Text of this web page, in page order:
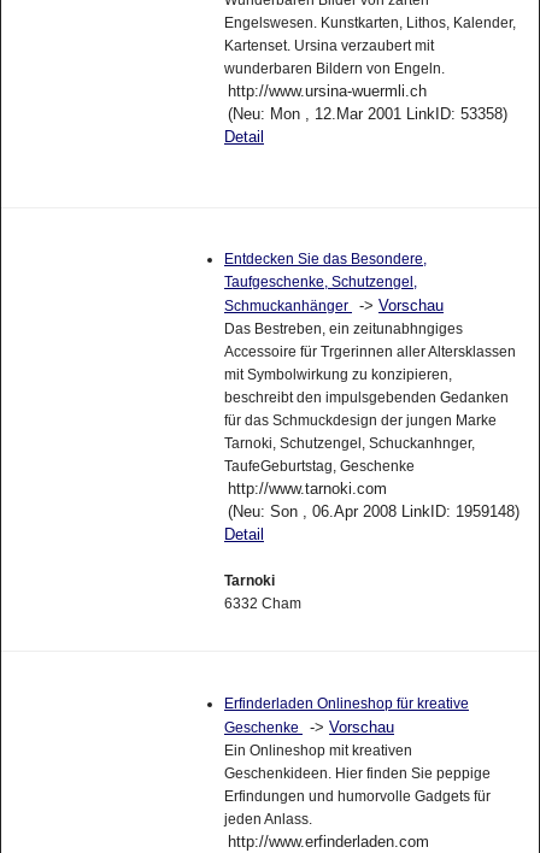
Engelswesen. Kunstkarten, Lithos, Kalender,
Kartenset. Ursina verzaubert mit
wunderbaren Bildern von Engeln.
http://www.ursina-wuermli.ch
(Neu: Mon , 12.Mar 2001 LinkID: 53358)
Detail
Entdecken Sie das Besondere,
Taufgeschenke, Schutzengel,
Schmuckanhänger
-> Vorschau
Das Bestreben, ein zeitunabhngiges
Accessoire für Trgerinnen aller Altersklassen
mit Symbolwirkung zu konzipieren,
beschreibt den impulsgebenden Gedanken
für das Schmuckdesign der jungen Marke
Tarnoki, Schutzengel, Schuckanhnger,
TaufeGeburtstag, Geschenke
http://www.tarnoki.com
(Neu: Son , 06.Apr 2008 LinkID: 1959148)
Detail
Tarnoki
6332 Cham
Erfinderladen Onlineshop für kreative
Geschenke
-> Vorschau
Ein Onlineshop mit kreativen
Geschenkideen. Hier finden Sie peppige
Erfindungen und humorvolle Gadgets für
jeden Anlass.
http://www.erfinderladen.com